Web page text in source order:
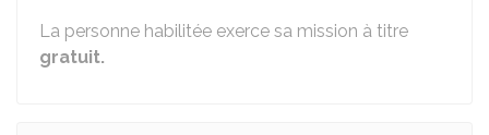
La personne habilitée exerce sa mission à titre
gratuit.